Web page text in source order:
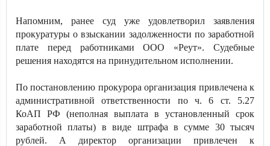
Напомним, ранее суд уже удовлетворил заявления
прокуратуры о взыскании задолженности по заработной
плате перед работниками ООО «Реут». Судебные
решения находятся на принудительном исполнении.
По постановлению прокурора организация привлечена к
административной ответственности по ч. 6 ст. 5.27
КоАП РФ (неполная выплата в установленный срок
заработной платы) в виде штрафа в сумме 30 тысяч
рублей. А директор организации привлечен к